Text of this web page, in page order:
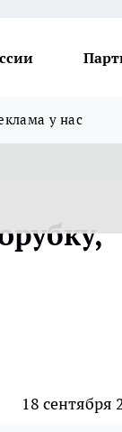
у нас
18 сентября